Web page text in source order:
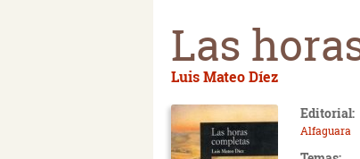
Las
Luis Mateo Díez
Editorial:
Alfaguara